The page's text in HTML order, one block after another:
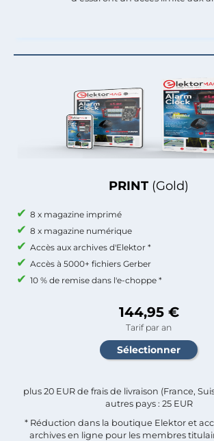
PRINT (Gold)
8 x magazine imprimé
8 x magazine numérique
Accès aux archives d'Elektor *
Accès à 5000+ fichiers Gerber
10 % de remise dans l'e-choppe *
144,95 €
Tarif par an
plus 20 EUR de frais de livraison (France,
autres pays : 25 EUR
* Réduction dans la boutique Elektor et
archives en ligne pour les membres